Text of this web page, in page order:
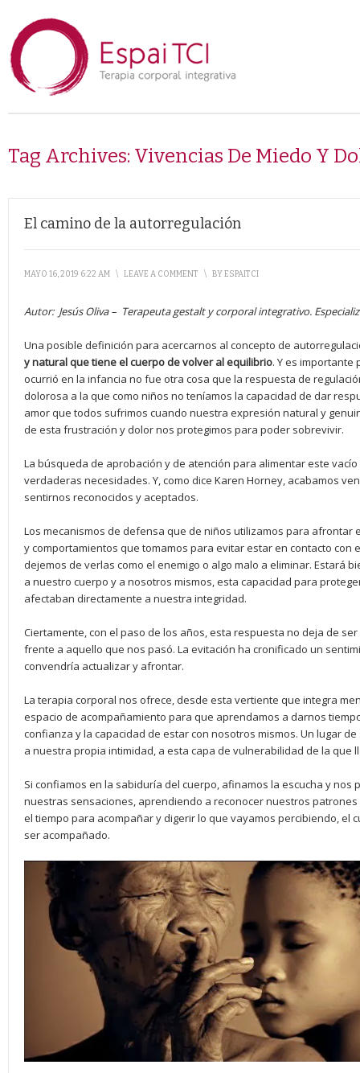
Tag Archives: Vivencias De Miedo Y
El camino de la autorregulación
MAYO 16, 2019 6:22 AM \ LEAVE A COMMENT \ BYESPAITCI
Autor: Jesús Oliva – Terapeuta gestalt y corporal integrativo.
Una posible definición para acercarnos al concepto de
y natural que tiene el cuerpo de volver al equilibrio. Y es
ocurrió en la infancia no fue otra cosa que la respuesta de
dolorosa a la que como niños no teníamos la capacidad de dar
amor que todos sufrimos cuando nuestra expresión natural y
de esta frustración y dolor nos protegimos para poder sobrevivir.
La búsqueda de aprobación y de atención para alimentar este
verdaderas necesidades. Y, como dice Karen Horney, acabamos
sentirnos reconocidos y aceptados.
Los mecanismos de defensa que de niños utilizamos para afrontar
y comportamientos que tomamos para evitar estar en contacto con
dejemos de verlas como el enemigo o algo malo a eliminar. Estará
a nuestro cuerpo y a nosotros mismos, esta capacidad para
afectaban directamente a nuestra integridad.
Ciertamente, con el paso de los años, esta respuesta no deja de
frente a aquello que nos pasó. La evitación ha cronificado un
convendría actualizar y afrontar.
La terapia corporal nos ofrece, desde esta vertiente que integra
espacio de acompañamiento para que aprendamos a darnos
confianza y la capacidad de estar con nosotros mismos. Un lugar
a nuestra propia intimidad, a esta capa de vulnerabilidad de la que
Si confiamos en la sabiduría del cuerpo, afinamos la escucha y nos
nuestras sensaciones, aprendiendo a reconocer nuestros
el tiempo para acompañar y digerir lo que vayamos percibiendo, el
ser acompañado.